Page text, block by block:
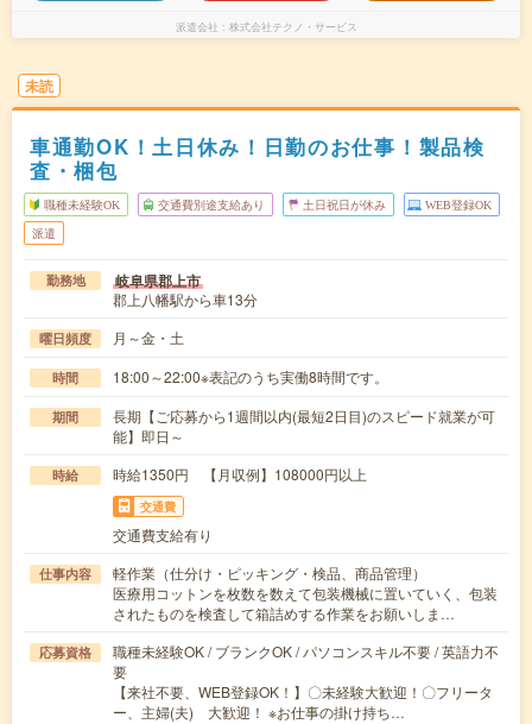
派遣会社 株式会社テクノ・サービス
未読
車通勤OK！土日休み！日勤のお仕事！製品検
査・梱包
職種未経験OK 交通費別途支給あり 土日祝日が休み WEB登録OK
派遣
勤務地 岐阜県郡上市
郡上八幡駅から車13分
曜日頻度 月～金・土
時間 18:00～22:00※表記のうち実働8時間です。
期間
長期【ご応募から1週間以内(最短2日目)のスピード就業が可
能】即日～
時給 時給1350円 【月収例】108000円以上
交通費
交通費支給有り
仕事内容
軽作業（仕分け・ピッキング・検品、商品管理）
医療用コットンを枚数を数えて包装機械に置いていく、包装
されたものを検査して箱詰めする作業をお願いしま…
応募資格
職種未経験OK / ブランクOK / パソコンスキル不要 / 英語力不
要
【来社不要、WEB登録OK！】〇未経験大歓迎！〇フリータ
ー、主婦(夫) 大歓迎！ ※お仕事の掛け持ち…